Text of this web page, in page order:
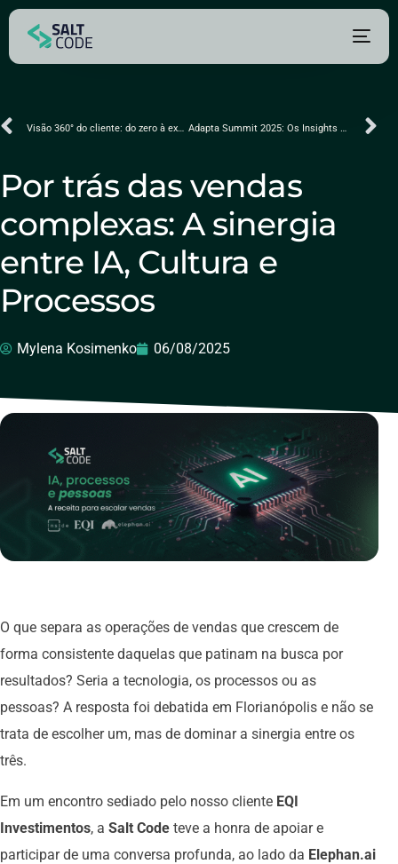
Por trás das vendas
complexas: A sinergia
entre IA, Cultura e
Processos
Mylena Kosimenko 06/08/2025
O que separa as operações de vendas que crescem de
forma consistente daquelas que patinam na busca por
resultados? Seria a tecnologia, os processos ou as
pessoas? A resposta foi debatida em Florianópolis e não se
trata de escolher um, mas de dominar a sinergia entre os
três.
Em um encontro sediado pelo nosso cliente EQI
Investimentos, a Salt Code teve a honra de apoiar e
participar de uma conversa profunda, ao lado da Elephan.ai